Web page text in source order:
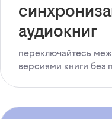
аудиокниг
переключайтесь
версиями книги без